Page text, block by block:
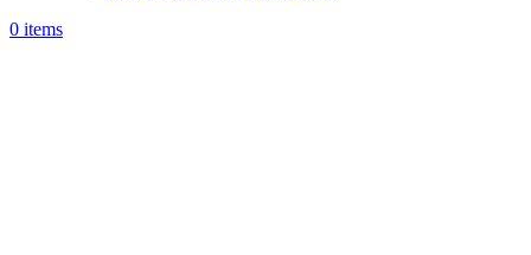
0 items